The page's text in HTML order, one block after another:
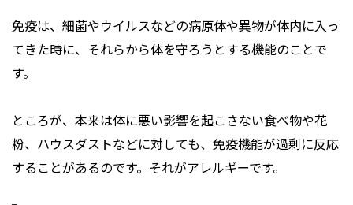
免疫は、細菌やウイルスなどの病原体や異物が体内に入っ
てきた時に、それらから体を守ろうとする機能のことで
す。
ところが、本来は体に悪い影響を起こさない食べ物や花
粉、ハウスダストなどに対しても、免疫機能が過剰に反応
することがあるのです。それがアレルギーです。